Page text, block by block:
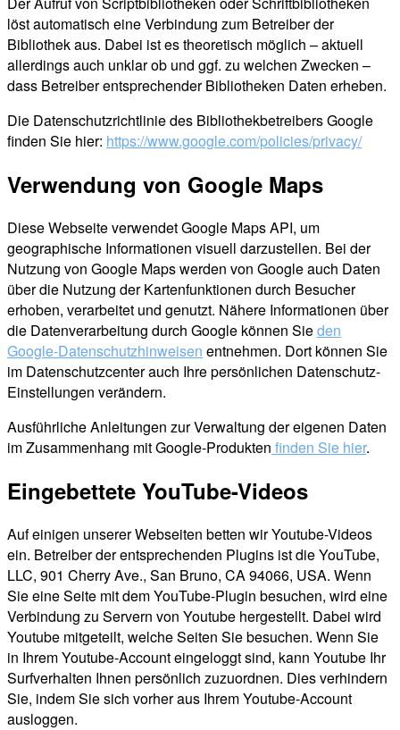
löst automatisch eine Verbindung zum Betreiber der
Bibliothek aus. Dabei ist es theoretisch möglich – aktuell
allerdings auch unklar ob und ggf. zu welchen Zwecken –
dass Betreiber entsprechender Bibliotheken Daten erheben.
Die Datenschutzrichtlinie des Bibliothekbetreibers Google
finden Sie hier: https://www.google.com/policies/privacy/
Verwendung von Google Maps
Diese Webseite verwendet Google Maps API, um
geographische Informationen visuell darzustellen. Bei der
Nutzung von Google Maps werden von Google auch Daten
über die Nutzung der Kartenfunktionen durch Besucher
erhoben, verarbeitet und genutzt. Nähere Informationen über
die Datenverarbeitung durch Google können Sieden
Google-Datenschutzhinweisen entnehmen. Dort können Sie
im Datenschutzcenter auch Ihre persönlichen Datenschutz-
Einstellungen verändern.
Ausführliche Anleitungen zur Verwaltung der eigenen Daten
im Zusammenhang mit Google-Produkten finden Sie hier.
Eingebettete YouTube-Videos
Auf einigen unserer Webseiten betten wir Youtube-Videos
ein. Betreiber der entsprechenden Plugins ist die YouTube,
LLC, 901 Cherry Ave., San Bruno, CA 94066, USA. Wenn
Sie eine Seite mit dem YouTube-Plugin besuchen, wird eine
Verbindung zu Servern von Youtube hergestellt. Dabei wird
Youtube mitgeteilt, welche Seiten Sie besuchen. Wenn Sie
in Ihrem Youtube-Account eingeloggt sind, kann Youtube Ihr
Surfverhalten Ihnen persönlich zuzuordnen. Dies verhindern
Sie, indem Sie sich vorher aus Ihrem Youtube-Account
ausloggen.